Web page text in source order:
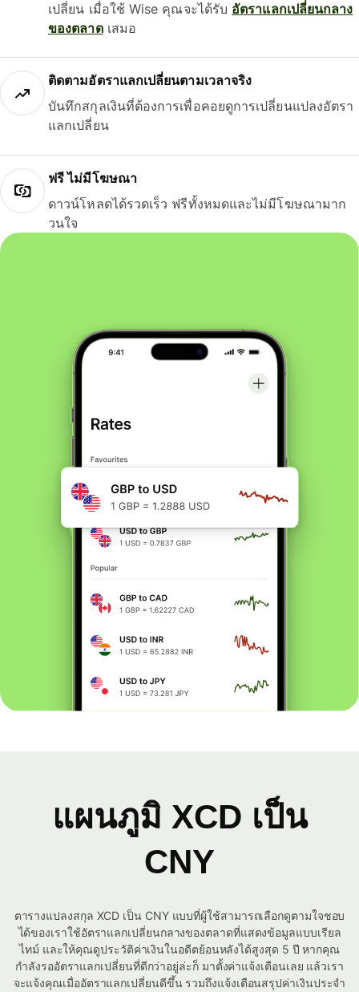
เปลี่ยน เมื่อใช้ Wise คุณจะได้รับ อัตราแลกเปลี่ยนกลาง
ของตลาดเสมอ
ติดตามอัตราแลกเปลี่ยนตามเวลาจริง
บันทึกสกุลเงินที่ต้องการเพื่อคอยดูการเปลี่ยนแปลงอัตรา
แลกเปลี่ยน
ฟรี ไม่มีโฆษณา
ดาวน์โหลดได้รวดเร็ว ฟรีทั้งหมดและไม่มีโฆษณามาก
วนใจ
แผนภูมิ XCD เป็น
CNY
ตารางแปลงสกุล XCD เป็น CNY แบบที่ผู้ใช้สามารถเลือกดูตามใจชอบ
ได้ของเราใช้อัตราแลกเปลี่ยนกลางของตลาดที่แสดงข้อมูลแบบเรียล
ไทม์ และให้คุณดูประวัติค่าเงินในอดีตย้อนหลังได้สูงสุด 5 ปี หากคุณ
กำลังรออัตราแลกเปลี่ยนที่ดีกว่าอยู่ล่ะก็ มาตั้งค่าแจ้งเตือนเลย แล้วเรา
จะแจ้งคุณเมื่ออัตราแลกเปลี่ยนดีขึ้น รวมถึงแจ้งเตือนสรุปค่าเงินประจำ